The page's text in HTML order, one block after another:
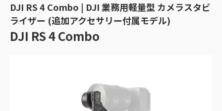
DJI RS 4 Combo | DJI 業務用軽量型 カメラスタビ
ライザー (追加アクセサリー付属モデル)
DJI RS 4 Combo